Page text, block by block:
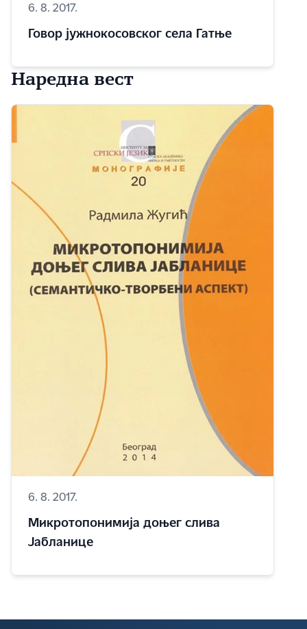
6. 8. 2017.
Говор јужнокосовског села Гатње
Наредна вест
6. 8. 2017.
Микротопонимија доњег слива
Јабланице